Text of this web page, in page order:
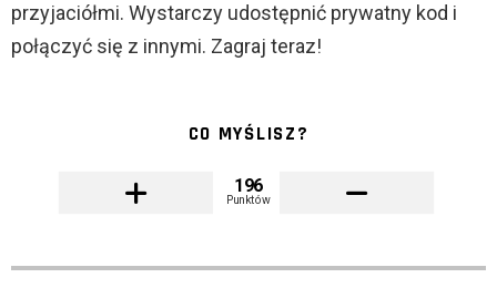
przyjaciółmi. Wystarczy udostępnić prywatny kod i
połączyć się z innymi. Zagraj teraz!
CO MYŚLISZ?
196
Punktów